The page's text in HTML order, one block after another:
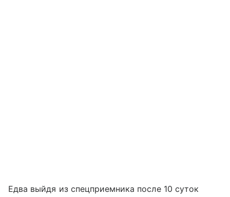
Едва выйдя из спецприемника после 10 суток